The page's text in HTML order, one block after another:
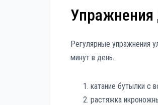
Упражнения
Регулярные упражнения
минут в день.
катание бутылки с
растяжка